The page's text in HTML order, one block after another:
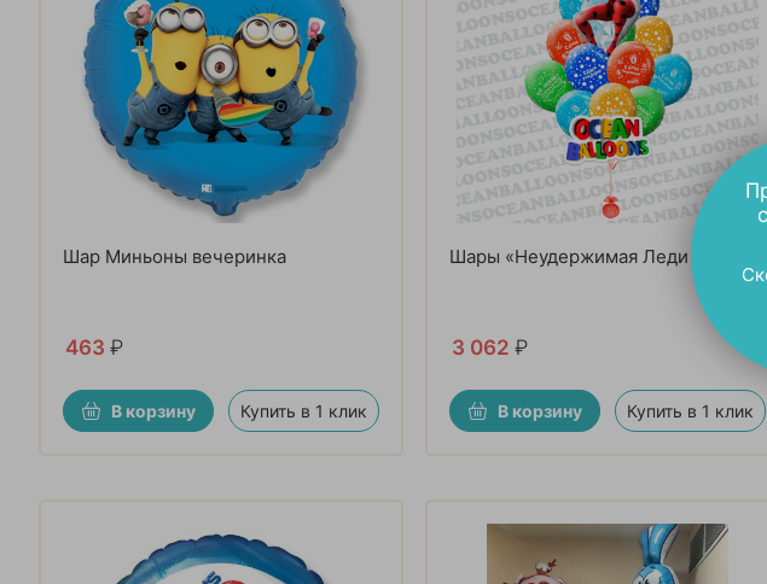
Шар Миньоны вечеринка
463 ₽
В корзину Купить в 1 клик
Шары «Неудержимая Леди Баг»
3 062 ₽
В корзину Купить в 1 клик